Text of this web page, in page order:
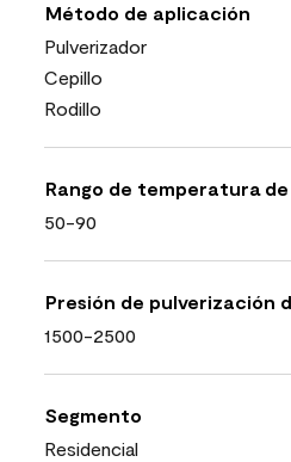
Método de aplicación
Pulverizador
Cepillo
Rodillo
Rango de temperatura
50-90
Presión de pulverización
1500-2500
Segmento
Residencial